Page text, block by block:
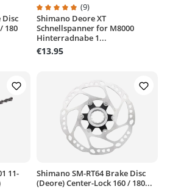
of 5 stars
Disc
180
Average rating of 4.8 out of 5
(9)
Shimano Deore XT
Schnellspanner for M8000
Hinterradnabe 1...
€13.95
11-
Shimano SM-RT64 Brake Disc
(Deore) Center-Lock 160 / 180...